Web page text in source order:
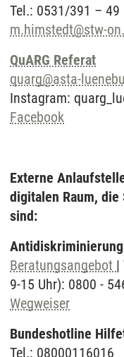
Tel.: 0531/391 – 49
m.himstedt@stw-
QuARG Referat
quarg@asta-
Instagram:
Facebook
Externe
digitalen Raum, die
sind:
Beratungsangebot |
9-15 Uhr): 0800 -
Wegweiser
Bundeshotline
Tel.: 08000116016